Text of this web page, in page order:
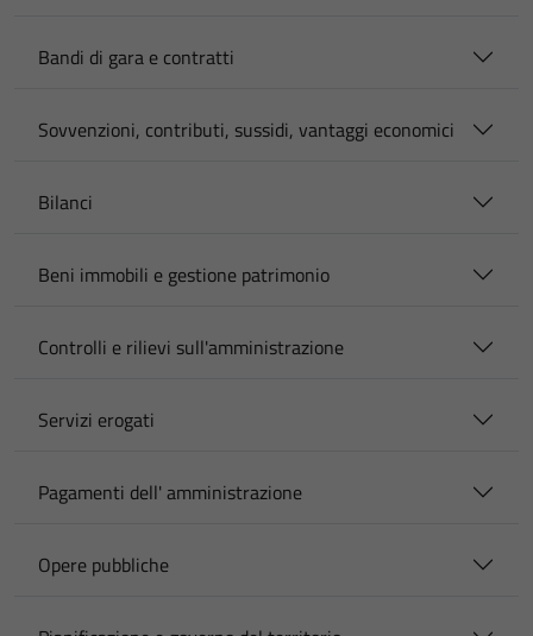
Bandi di gara e contratti
Sovvenzioni, contributi, sussidi, vantaggi economici
Bilanci
Beni immobili e gestione patrimonio
Controlli e rilievi sull'amministrazione
Servizi erogati
Pagamenti dell' amministrazione
Opere pubbliche